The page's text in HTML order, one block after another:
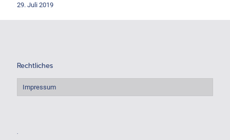
29. Juli 2019
Rechtliches
Impressum
.